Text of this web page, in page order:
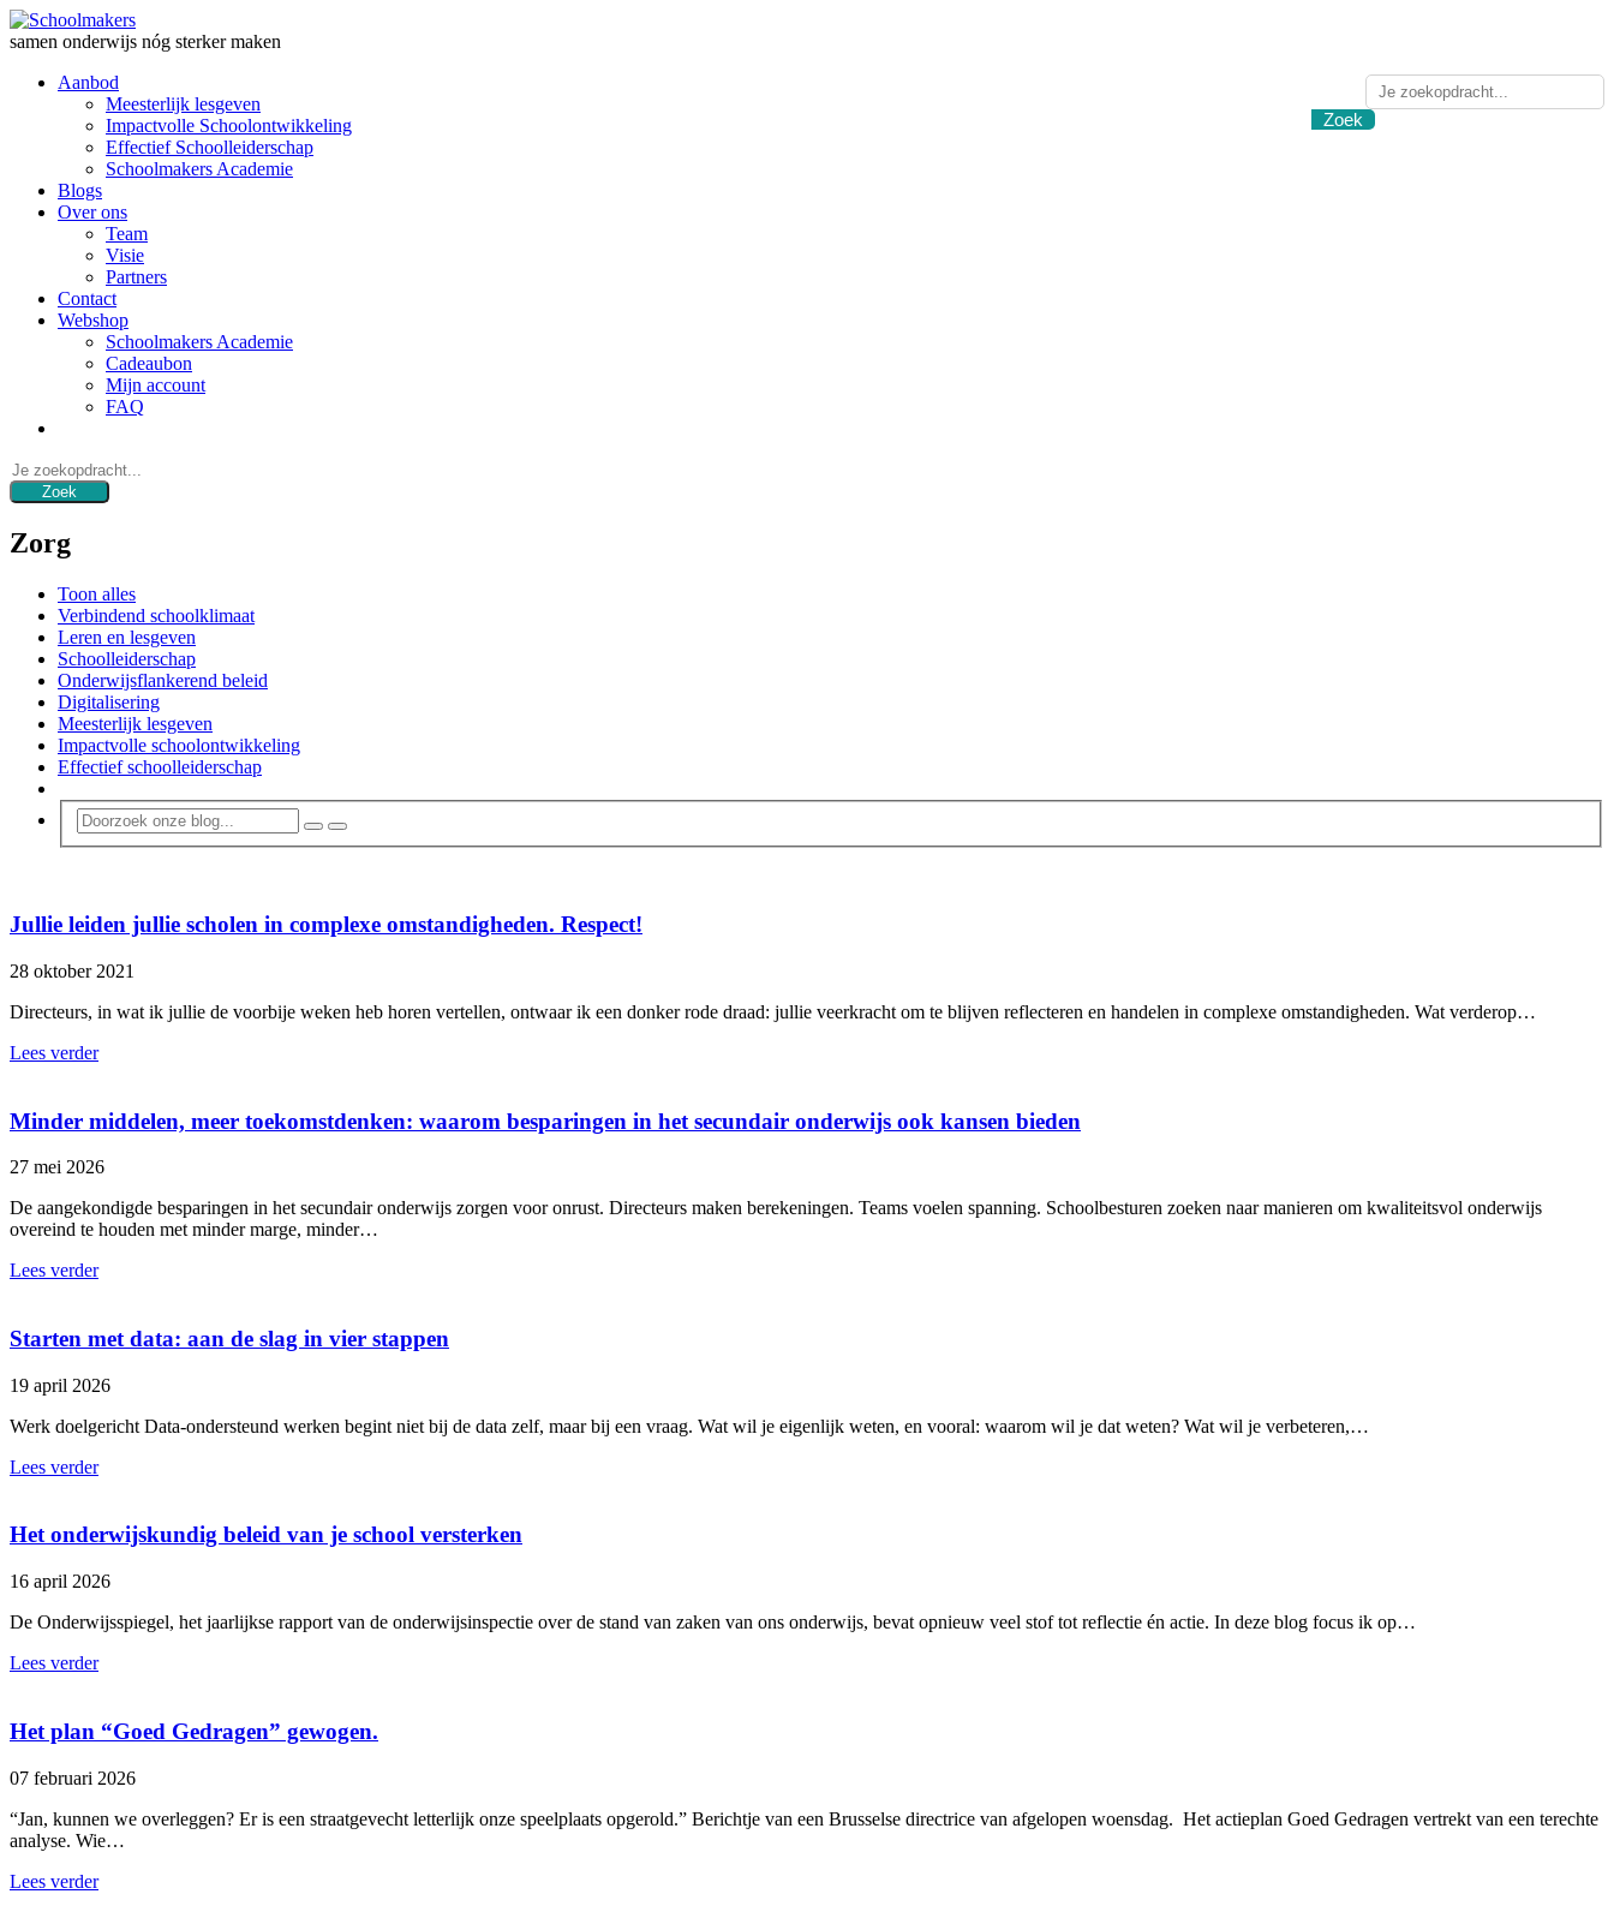
samen onderwijs nóg sterker maken
Aanbod
Meesterlijk lesgeven
Impactvolle Schoolontwikkeling
Effectief Schoolleiderschap
Schoolmakers Academie
Blogs
Over ons
Team
Visie
Partners
Contact
Webshop
Schoolmakers Academie
Cadeaubon
Mijn account
FAQ
Zorg
Toon alles
Verbindend schoolklimaat
Leren en lesgeven
Schoolleiderschap
Onderwijsflankerend beleid
Digitalisering
Meesterlijk lesgeven
Impactvolle schoolontwikkeling
Effectief schoolleiderschap
Jullie leiden jullie scholen in complexe omstandigheden. Respect!
28 oktober 2021
Directeurs, in wat ik jullie de voorbije weken heb horen vertellen, ontwaar ik een donker rode draad: jullie veerkracht om te blijven reflecteren en handelen in complexe omstandigheden. Wat verderop…
Lees verder
Minder middelen, meer toekomstdenken: waarom besparingen in het secundair onderwijs ook kansen bieden
27 mei 2026
De aangekondigde besparingen in het secundair onderwijs zorgen voor onrust. Directeurs maken berekeningen. Teams voelen spanning. Schoolbesturen zoeken naar manieren om kwaliteitsvol onderwijs
overeind te houden met minder marge, minder…
Lees verder
Starten met data: aan de slag in vier stappen
19 april 2026
Werk doelgericht Data-ondersteund werken begint niet bij de data zelf, maar bij een vraag. Wat wil je eigenlijk weten, en vooral: waarom wil je dat weten? Wat wil je verbeteren,…
Lees verder
Het onderwijskundig beleid van je school versterken
16 april 2026
De Onderwijsspiegel, het jaarlijkse rapport van de onderwijsinspectie over de stand van zaken van ons onderwijs, bevat opnieuw veel stof tot reflectie én actie. In deze blog focus ik op…
Lees verder
Het plan “Goed Gedragen” gewogen.
07 februari 2026
“Jan, kunnen we overleggen? Er is een straatgevecht letterlijk onze speelplaats opgerold.” Berichtje van een Brusselse directrice van afgelopen woensdag. Het actieplan Goed Gedragen vertrekt van een terechte
analyse. Wie…
Lees verder